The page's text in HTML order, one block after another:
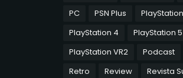
PC
PSN Plus
PlayStation
PlayStation 4
PlayStation 5
PlayStation VR2
Podcast
Retro
Review
Revista